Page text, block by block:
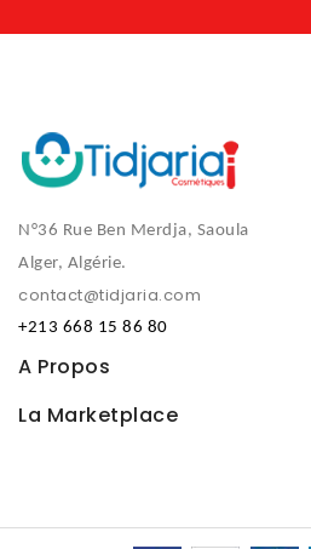
N°36 Rue Ben Merdja, Saoula
Alger, Algérie.
contact@tidjaria.com
+213 668 15 86 80
A Propos
La Marketplace